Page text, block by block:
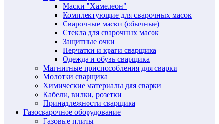
Маски "Хамелеон"
Комплектующие для сварочных масок
Сварочные маски (обычные)
Стекла для сварочных масок
Защитные очки
Перчатки и краги сварщика
Одежда и обувь сварщика
Магнитные приспособления для сварки
Молотки сварщика
Химические материалы для сварки
Кабели, вилки, розетки
Принадлежности сварщика
Газосварочное оборудование
Газовые плиты